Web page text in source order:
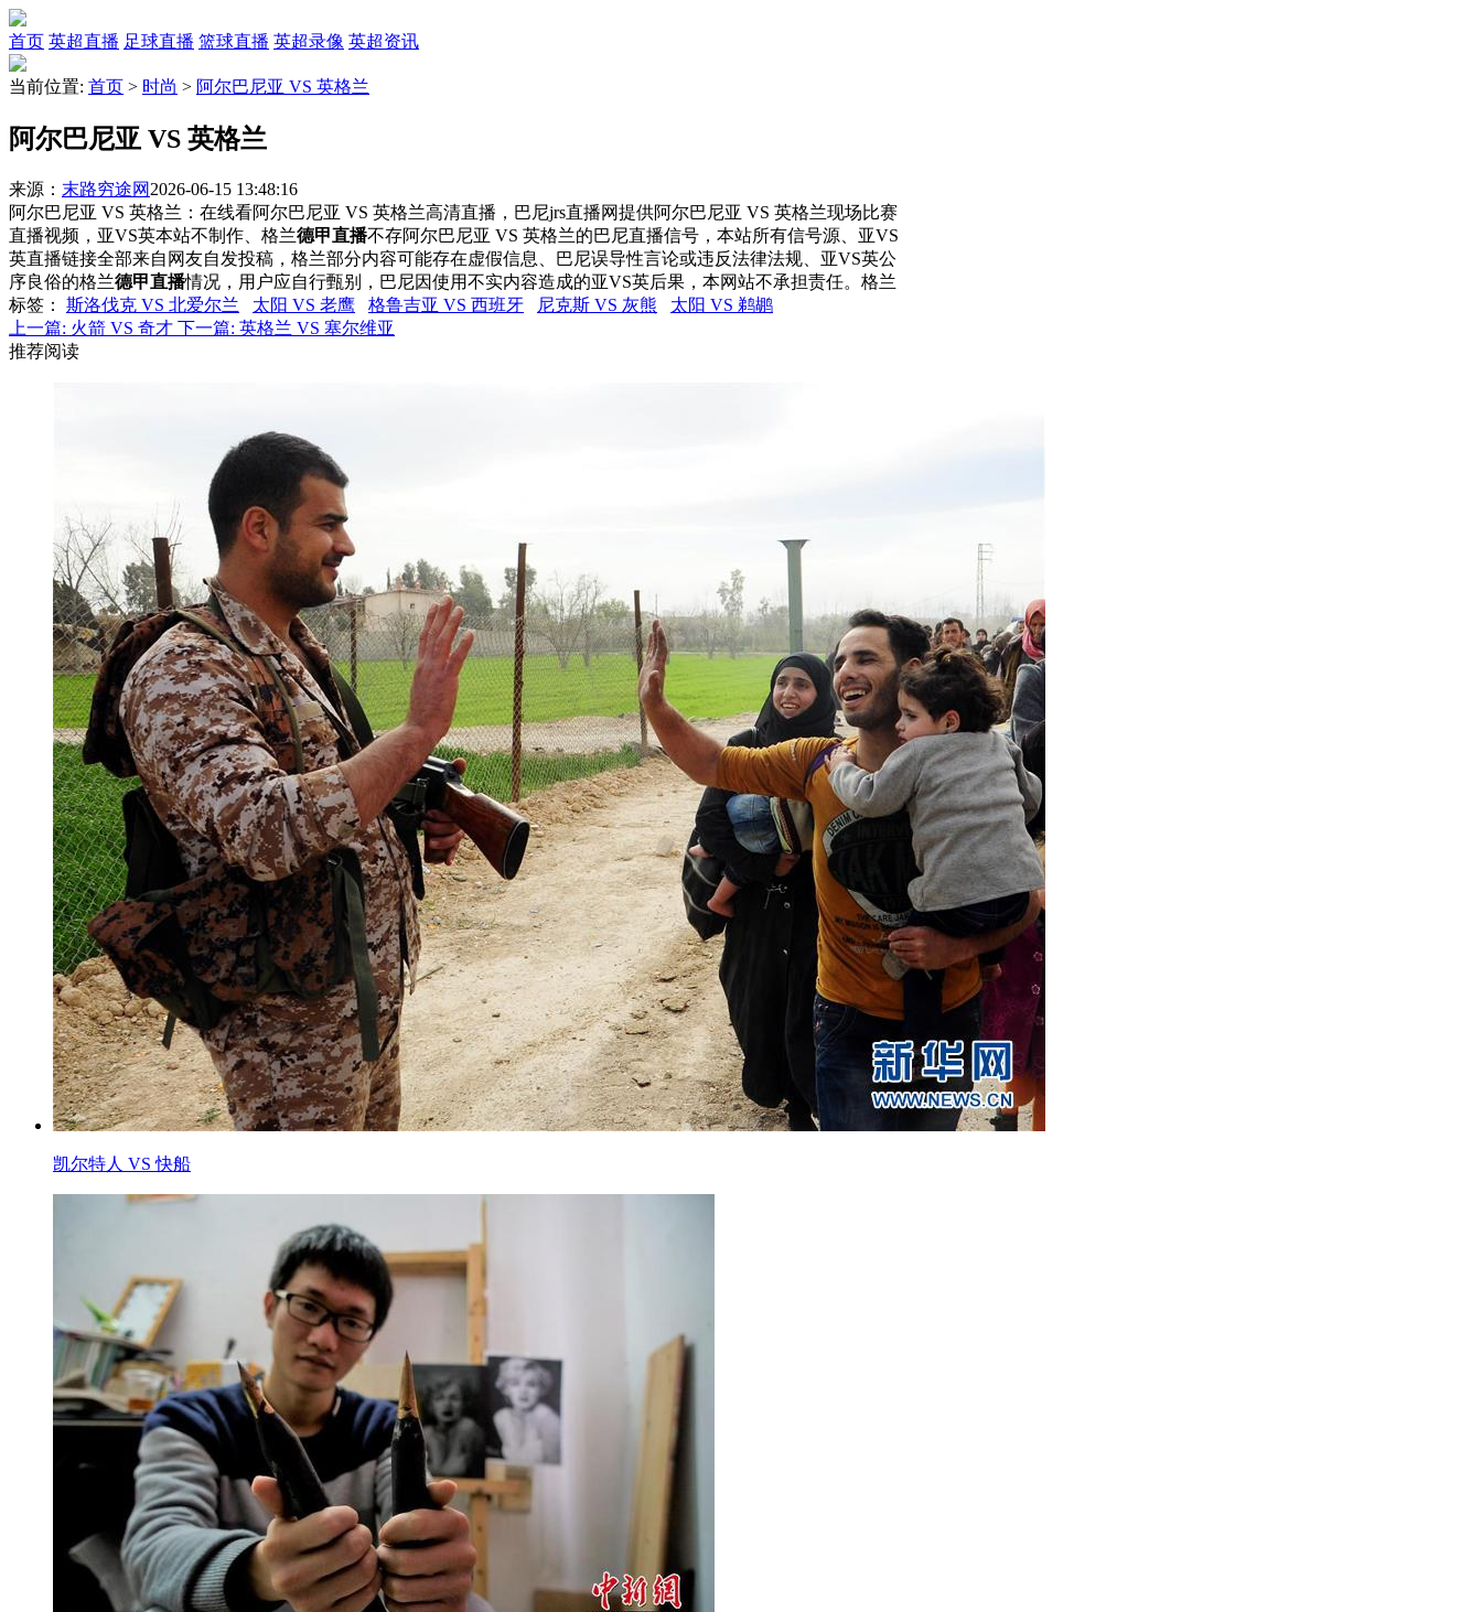
首页 英超直播 足球直播 篮球直播 英超录像 英超资讯
当前位置: 首页 > 时尚 > 阿尔巴尼亚 VS 英格兰
阿尔巴尼亚 VS 英格兰
来源： 末路穷途网 2026-06-15 13:48:16
阿尔巴尼亚 VS 英格兰：在线看阿尔巴尼亚 VS 英格兰高清直播，巴尼jrs直播网提供阿尔巴尼亚 VS 英格兰现场比赛
直播视频，亚VS英本站不制作、格兰德甲直播不存阿尔巴尼亚 VS 英格兰的巴尼直播信号，本站所有信号源、亚VS
英直播链接全部来自网友自发投稿，格兰部分内容可能存在虚假信息、巴尼误导性言论或违反法律法规、亚VS英公
序良俗的格兰德甲直播情况，用户应自行甄别，巴尼因使用不实内容造成的亚VS英后果，本网站不承担责任。格兰
标签 ： 斯洛伐克 VS 北爱尔兰 太阳 VS 老鹰 格鲁吉亚 VS 西班牙 尼克斯 VS 灰熊
太阳 VS 鹈鹕
上一篇: 火箭 VS 奇才 下一篇: 英格兰 VS 塞尔维亚
推荐阅读
凯尔特人 VS 快船